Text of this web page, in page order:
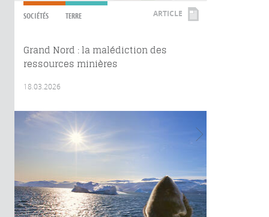
SOCIÉTÉS TERRE ARTICLE
Grand Nord : la malédiction des
ressources minières
18.03.2026